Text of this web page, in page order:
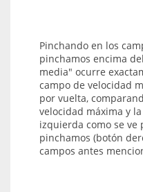
Pinchando en los
pinchamos encima
media" ocurre
campo de velocidad
por vuelta,
velocidad máxima y
izquierda como se ve
pinchamos (botón
campos antes